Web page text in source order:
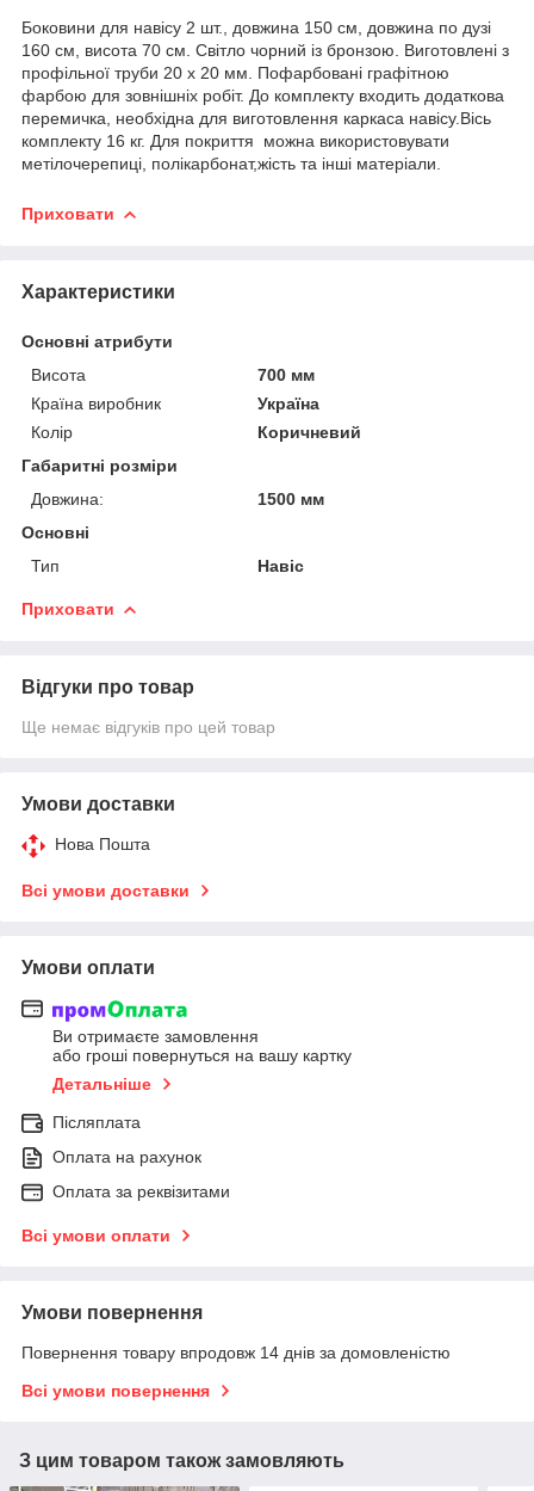
Боковини для навісу 2 шт., довжина 150 см, довжина по дузі
160 см, висота 70 см. Світло чорний із бронзою. Виготовлені з
профільної труби 20 х 20 мм. Пофарбовані графітною
фарбою для зовнішніх робіт. До комплекту входить додаткова
перемичка, необхідна для виготовлення каркаса навісу.Вісь
комплекту 16 кг. Для покриття можна використовувати
метілочерепиці, полікарбонат,жість та інші матеріали.
Приховати
Характеристики
Основні атрибути
Висота
700 мм
Країна виробник
Україна
Колір
Коричневий
Габаритні розміри
Довжина:
1500 мм
Основні
Тип
Навіс
Приховати
Відгуки про товар
Ще немає відгуків про цей товар
Умови доставки
Нова Пошта
Всі умови доставки
Умови оплати
Ви отримаєте замовлення
або гроші повернуться на вашу картку
Детальніше
Післяплата
Оплата на рахунок
Оплата за реквізитами
Всі умови оплати
Умови повернення
Повернення товару впродовж 14 днів за домовленістю
Всі умови повернення
З цим товаром також замовляють